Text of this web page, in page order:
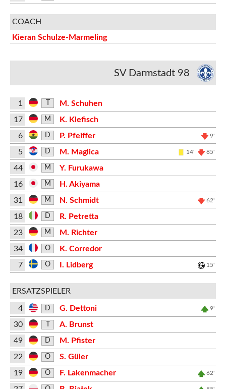
COACH
Kieran Schulze-Marmeling
SV Darmstadt 98
1
M. Schuhen
17
M
K. Klefisch
6
D P. Pfeiffer 9'
5 D M. Maglica 14' 85'
44 M
Y. Furukawa
16
M
H. Akiyama
31
M N. Schmidt 62'
18 D
R. Petretta
23
M
M. Richter
34
O
K. Corredor
7
O I. Lidberg 15'
ERSATZSPIELER
4 D G. Dettoni 9'
30
A. Brunst
49
D
M. Pfister
22
O
S. Güler
19
O F. Lakenmacher 62'